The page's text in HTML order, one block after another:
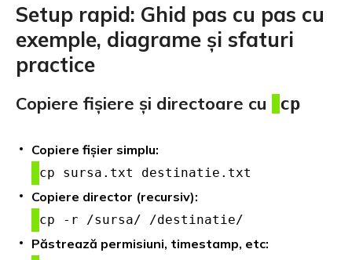
Setup rapid: Ghid pas cu pas cu
exemple, diagrame și sfaturi
practice
Copiere fișiere și directoare cu cp
Copiere fișier simplu:
cp sursa.txt destinatie.txt
Copiere director (recursiv):
cp -r /sursa/ /destinatie/
Păstrează permisiuni, timestamp, etc: